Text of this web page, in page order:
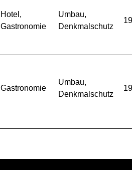
Hotel,
Gastronomie
Umbau,
Denkmalschutz
Gastronomie
Umbau,
Denkmalschutz